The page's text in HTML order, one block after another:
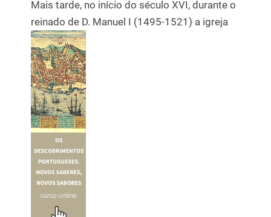
Mais tarde, no início do século XVI, durante o
reinado de D. Manuel I (1495-1521) a igreja